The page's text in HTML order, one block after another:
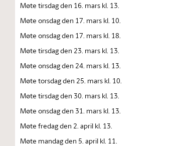
Møte tirsdag den 16. mars kl. 13.
Møte onsdag den 17. mars kl. 10.
Møte onsdag den 17. mars kl. 18.
Møte tirsdag den 23. mars kl. 13.
Møte onsdag den 24. mars kl. 13.
Møte torsdag den 25. mars kl. 10.
Møte tirsdag den 30. mars kl. 13.
Møte onsdag den 31. mars kl. 13.
Møte fredag den 2. april kl. 13.
Møte mandag den 5. april kl. 11.